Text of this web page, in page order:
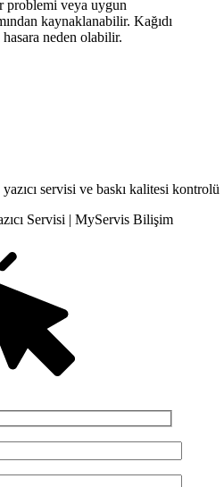
problemi veya uygun
kaynaklanabilir. Kağıdı
neden olabilir.
Servisi | MyServis Bilişim